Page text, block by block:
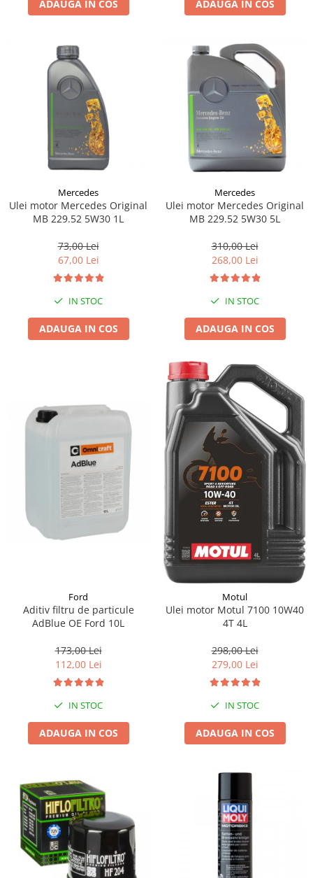
Lichid de frana
Filtre moto
Filtru combustibil
Buson golire ulei
Filtru ulei moto
Filtru aer moto
Intretinere si curatare filtre moto
Intretinere moto
Curatare moto
Covor moto
Genti bagaje moto
Suporti si placi prindere
ADAUGA IN COS ADAUGA IN COS
Mercedes
Ulei motor Mercedes Original
MB 229.52 5W30 1L
73,00 Lei
67,00 Lei
IN STOC
ADAUGA IN COS
Mercedes
Ulei motor Mercedes Original
MB 229.52 5W30 5L
310,00 Lei
268,00 Lei
IN STOC
ADAUGA IN COS
Ford
Aditiv filtru de particule
AdBlue OE Ford 10L
173,00 Lei
112,00 Lei
IN STOC
ADAUGA IN COS
Motul
Ulei motor Motul 7100 10W40
4T 4L
298,00 Lei
279,00 Lei
IN STOC
ADAUGA IN COS